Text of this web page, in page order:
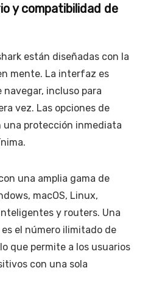
y compatibilidad de
están diseñadas con la
mente. La interfaz es
incluso para
vez. Las opciones de
una protección inmediata
una amplia gama de
macOS, Linux,
y routers. Una
el número ilimitado de
que permite a los usuarios
con una sola